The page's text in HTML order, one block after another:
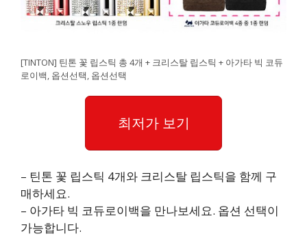
[TINTON] 틴톤 꽃 립스틱 총 4개 + 크리스탈 립스틱 + 아가타 빅 코듀
로이백, 옵션선택, 옵션선택
최저가 보기
– 틴톤 꽃 립스틱 4개와 크리스탈 립스틱을 함께 구
매하세요.
– 아가타 빅 코듀로이백을 만나보세요. 옵션 선택이
가능합니다.